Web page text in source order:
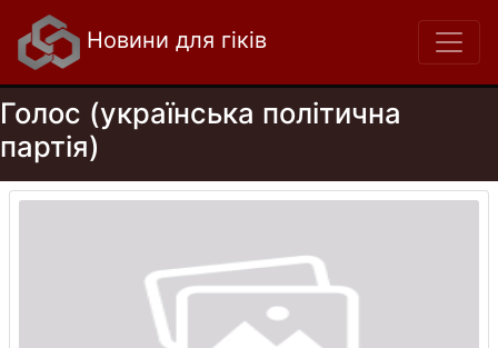
Новини для гіків
Голос (українська політична
партія)